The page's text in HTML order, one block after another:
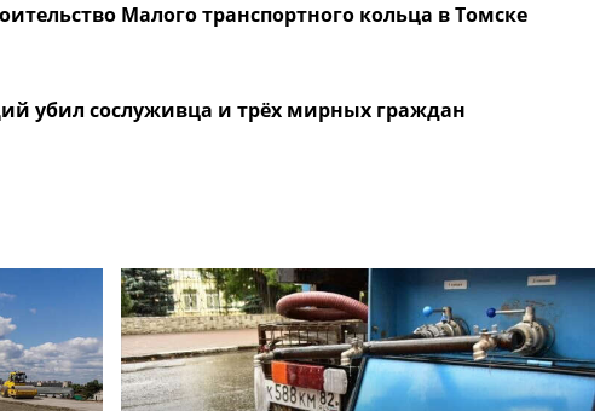
Малого транспортного кольца в Томске
убил сослуживца и трёх мирных граждан